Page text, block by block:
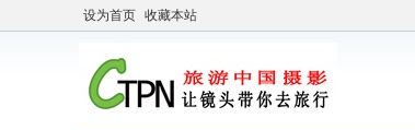
设为首页 收藏本站